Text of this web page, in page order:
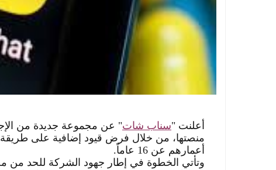
أعلنت "سناب شات" عن مجموعة جديدة من
منصتها، من خلال فرض قيود إضافية على
أعمارهم عن 16 عاماً
.
وتأتي الخطوة في إطار جهود الشركة للحد